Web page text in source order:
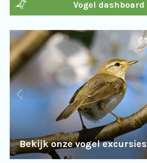
Vogel dashboard
Bekijk onze vogel excursies